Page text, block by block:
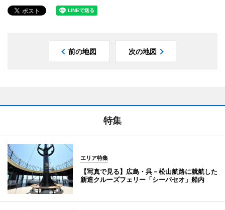
前の地図 次の地図
特集
エリア特集
【写真で見る】広島・呉－松山航路に就航した
新造クルーズフェリー「シーパセオ」船内